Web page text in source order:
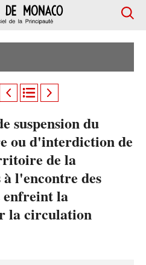
suspension du
ou d'interdiction de
de la
l'encontre des
enfreint la
la circulation